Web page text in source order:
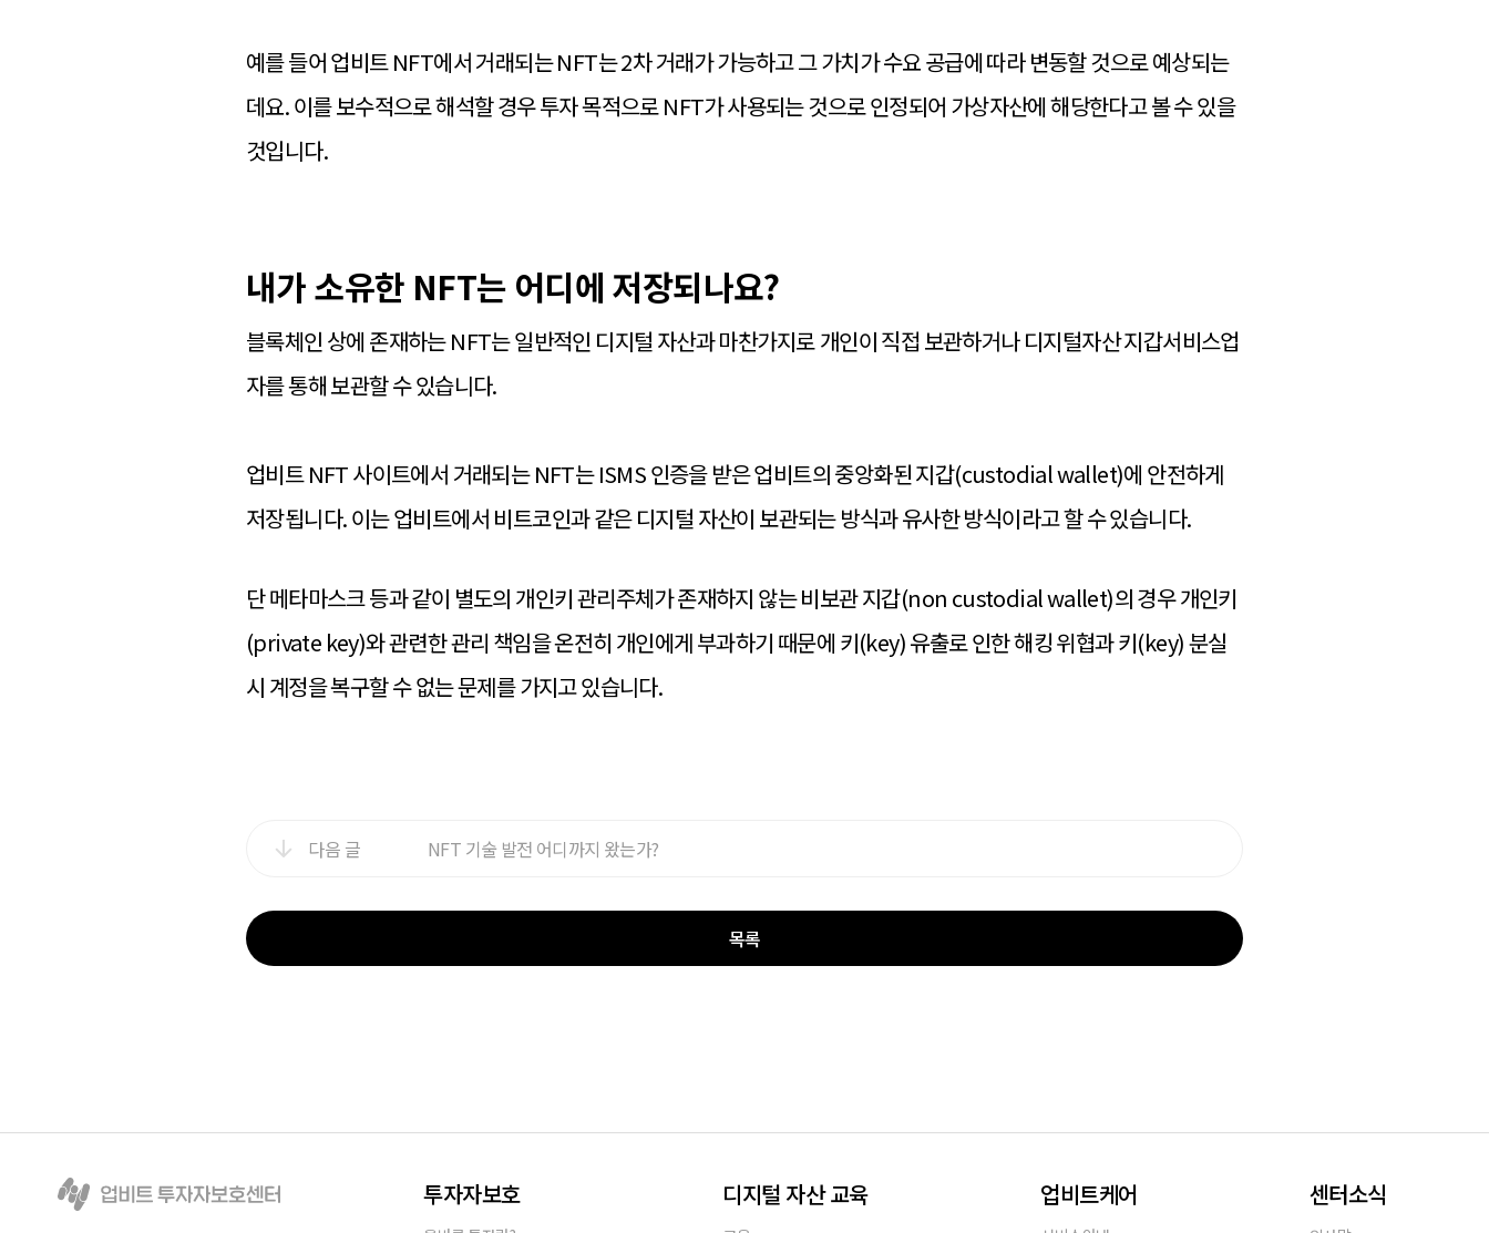
예를 들어 업비트 NFT에서 거래되는 NFT는 2차 거래가 가능하고 그 가치가 수요 공급에 따라 변동할 것으로 예상되는
데요. 이를 보수적으로 해석할 경우 투자 목적으로 NFT가 사용되는 것으로 인정되어 가상자산에 해당한다고 볼 수 있을
것입니다.
내가 소유한 NFT는 어디에 저장되나요?
블록체인 상에 존재하는 NFT는 일반적인 디지털 자산과 마찬가지로개인이 직접 보관하거나 디지털자산 지갑서비스업
자를 통해 보관할 수 있습니다.
업비트 NFT 사이트에서 거래되는 NFT는 ISMS 인증을 받은 업비트의 중앙화된 지갑(custodial wallet)에 안전하게
저장됩니다. 이는 업비트에서 비트코인과 같은 디지털 자산이 보관되는 방식과 유사한 방식이라고 할 수 있습니다.
단 메타마스크 등과 같이 별도의 개인키 관리주체가 존재하지 않는 비보관 지갑(non custodial wallet)의 경우 개인키
(private key)와 관련한 관리 책임을 온전히 개인에게 부과하기 때문에 키(key) 유출로 인한 해킹 위협과 키(key) 분실
시 계정을 복구할 수 없는 문제를 가지고 있습니다.
다음 글 NFT 기술 발전 어디까지 왔는가?
목록
투자자보호 디지털 자산 교육 업비트케어 센터소식